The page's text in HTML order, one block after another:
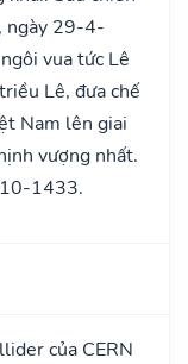
ngày 29-4-
vua tức Lê
Lê, đưa chế
Nam lên giai
vượng nhất.
1433.
của CERN